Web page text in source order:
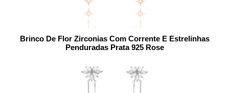
Brinco De Flor Zirconias Com Corrente E Estrelinhas
Penduradas Prata 925 Rose